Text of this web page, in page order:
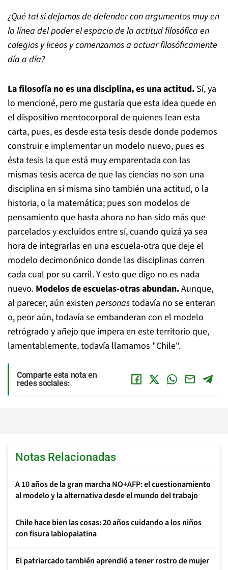
¿Qué tal si dejamos de defender con argumentos muy en
la línea del poder el espacio de la actitud filosófica en
colegios y liceos y comenzamos a actuar filosóficamente
día a día?
La filosofía no es una disciplina, es una actitud. Sí, ya
lo mencioné, pero me gustaría que esta idea quede en
el dispositivo mentocorporal de quienes lean esta
carta, pues, es desde esta tesis desde donde podemos
construir e implementar un modelo nuevo, pues es
ésta tesis la que está muy emparentada con las
mismas tesis acerca de que las ciencias no son una
disciplina en sí misma sino también una actitud, o la
historia, o la matemática; pues son modelos de
pensamiento que hasta ahora no han sido más que
parcelados y excluidos entre sí, cuando quizá ya sea
hora de integrarlas en una escuela-otra que deje el
modelo decimonónico donde las disciplinas corren
cada cual por su carril. Y esto que digo no es nada
nuevo. Modelos de escuelas-otras abundan.Aunque,
al parecer, aún existen personastodavía no se enteran
o, peor aún, todavía se embanderan con el modelo
retrógrado y añejo que impera en este territorio que,
lamentablemente, todavía llamamos "Chile".
Comparte esta nota en
redes sociales:
Notas Relacionadas
A 10 años de la gran marcha NO+AFP: el cuestionamiento
al modelo y la alternativa desde el mundo del trabajo
Chile hace bien las cosas: 20 años cuidando a los niños
con fisura labiopalatina
El patriarcado también aprendió a tener rostro de mujer